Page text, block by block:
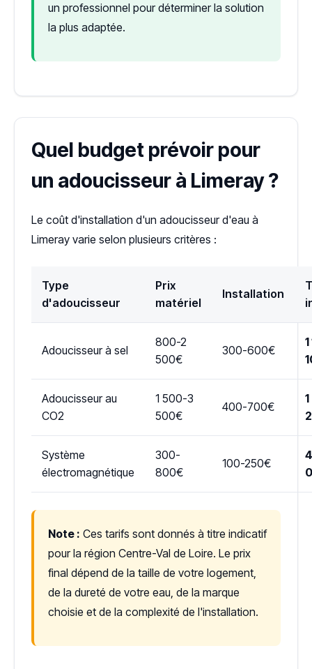
un professionnel pour déterminer la solution
la plus adaptée.
Quel budget prévoir pour
un adoucisseur à Limeray ?
Le coût d'installation d'un adoucisseur d'eau à
Limeray varie selon plusieurs critères :
Type
d'adoucisseur
Prix
matériel
Installation
Adoucisseur à sel
800-2
500€
300-600€
Adoucisseur au
CO2
1 500-3
500€
400-700€
Système
électromagnétique
300-
800€
100-250€
Note : Ces tarifs sont donnés à titre indicatif
pour la région Centre-Val de Loire. Le prix
final dépend de la taille de votre logement,
de la dureté de votre eau, de la marque
choisie et de la complexité de l'installation.